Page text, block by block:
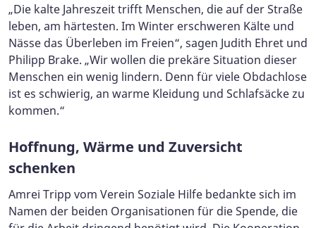
„Die kalte Jahreszeit trifft Menschen, die auf der Straße
leben, am härtesten. Im Winter erschweren Kälte und
Nässe das Überleben im Freien“, sagen Judith Ehret und
Philipp Brake. „Wir wollen die prekäre Situation dieser
Menschen ein wenig lindern. Denn für viele Obdachlose
ist es schwierig, an warme Kleidung und Schlafsäcke zu
kommen.“
Hoffnung, Wärme und Zuversicht
schenken
Amrei Tripp vom Verein Soziale Hilfe bedankte sich im
Namen der beiden Organisationen für die Spende, die